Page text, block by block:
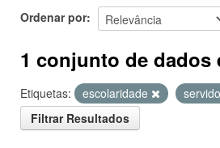
Ordenar por
1 conjunto de dados
Etiquetas: escolaridade
Filtrar Resultados